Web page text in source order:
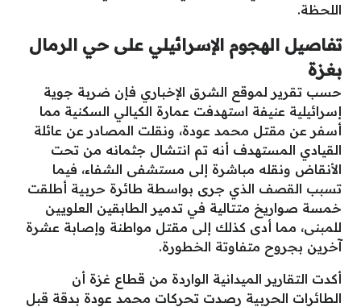
اللحظة.
تفاصيل الهجوم الإسرائيلي على حي الرمال
بغزة
​حسب تقرير لموقع الشرق الإخباري فإن ضربة جوية
إسرائيلية عنيفة استهدفت عمارة الكيالي السكنية مما
أسفر عن مقتل محمد عودة، ونقلت المصادر عن عائلة
القيادي المستهدف أنه تم انتشال جثمانه من تحت
الأنقاض ونقله مباشرة إلى مستشفى الشفاء، فيما
تسبب القصف الذي جرى بواسطة طائرة حربية أطلقت
خمسة صواريخ متتالية في تدمير الطابقين العلويين
للمبنى، مما أدى كذلك إلى مقتل مواطنة وإصابة عشرة
آخرين بجروح متفاوتة الخطورة.
​أكدت التقارير الميدانية الواردة من قطاع غزة أن
الطائرات الحربية رصدت تحركات محمد عودة بدقة قبل